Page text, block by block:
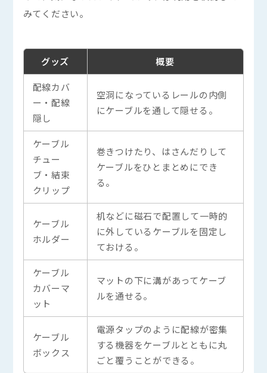
#アリさんマークの引越し社
全て
オフィスネットワーク
オフィスレイアウト・内装
オフィス移転
みてください。
グッズ 概要
配線カバ
ー・配線
隠し
空洞になっているレールの内側
にケーブルを通して隠せる。
ケーブル
チュー
ブ・結束
クリップ
巻きつけたり、はさんだりして
ケーブルをひとまとめにでき
る。
ケーブル
ホルダー
机などに磁石で配置して一時的
に外しているケーブルを固定し
ておける。
ケーブル
カバーマ
ット
マットの下に溝があってケーブ
ルを通せる。
ケーブル
ボックス
電源タップのように配線が密集
する機器をケーブルとともに丸
ごと覆うことができる。